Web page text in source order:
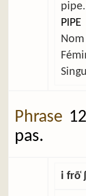
pipe.
PIPE
Nom
Phrase
pas.
i frõ̜